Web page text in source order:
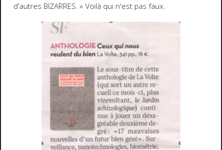
d'autres BIZARRES. » Voilà qui n'est pas faux.